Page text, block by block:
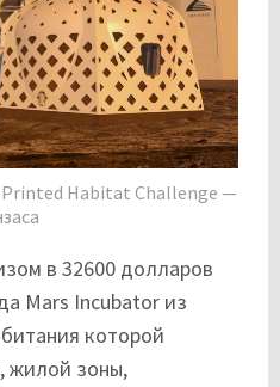
Habitat Challenge —
в 32600 долларов
Mars Incubator из
которой
жилой зоны,